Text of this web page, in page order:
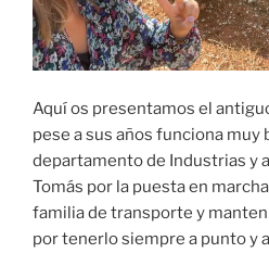
Aquí os presentamos el
pese a sus años funciona muy
departamento de Industrias y
Tomás por la puesta en
familia de transporte y
por tenerlo siempre a punto y